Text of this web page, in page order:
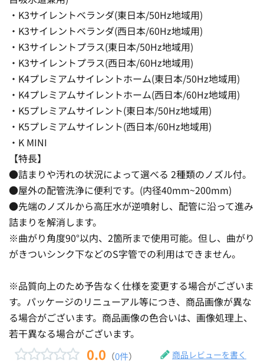
・K3サイレントベランダ(東日本/50Hz地域用)
・K3サイレントベランダ(西日本/60Hz地域用)
・K3サイレントプラス(東日本/50Hz地域用)
・K3サイレントプラス(西日本/60Hz地域用)
・K4プレミアムサイレントホーム(東日本/50Hz地域用)
・K4プレミアムサイレントホーム(西日本/60Hz地域用)
・K5プレミアムサイレント(東日本/50Hz地域用)
・K5プレミアムサイレント(西日本/60Hz地域用)
・K MINI
【特長】
●詰まりや汚れの状況によって選べる 2種類のノズル付。
●屋外の配管洗浄に便利です。(内径40mm~200mm)
●先端のノズルから高圧水が逆噴射し、配管に沿って進み
詰まりを解消します。
※曲がり角度90°以内、2箇所まで使用可能。但し、曲がり
がきついシンク下などのS字管での利用はできません。
※品質向上のため予告なく仕様を変更する場合がございま
す。パッケージのリニューアル等につき、商品画像が異な
る場合がございます。商品画像の色合いは、画像処理上、
若干異なる場合がございます。
0.0 （0件） 商品レビューを書く